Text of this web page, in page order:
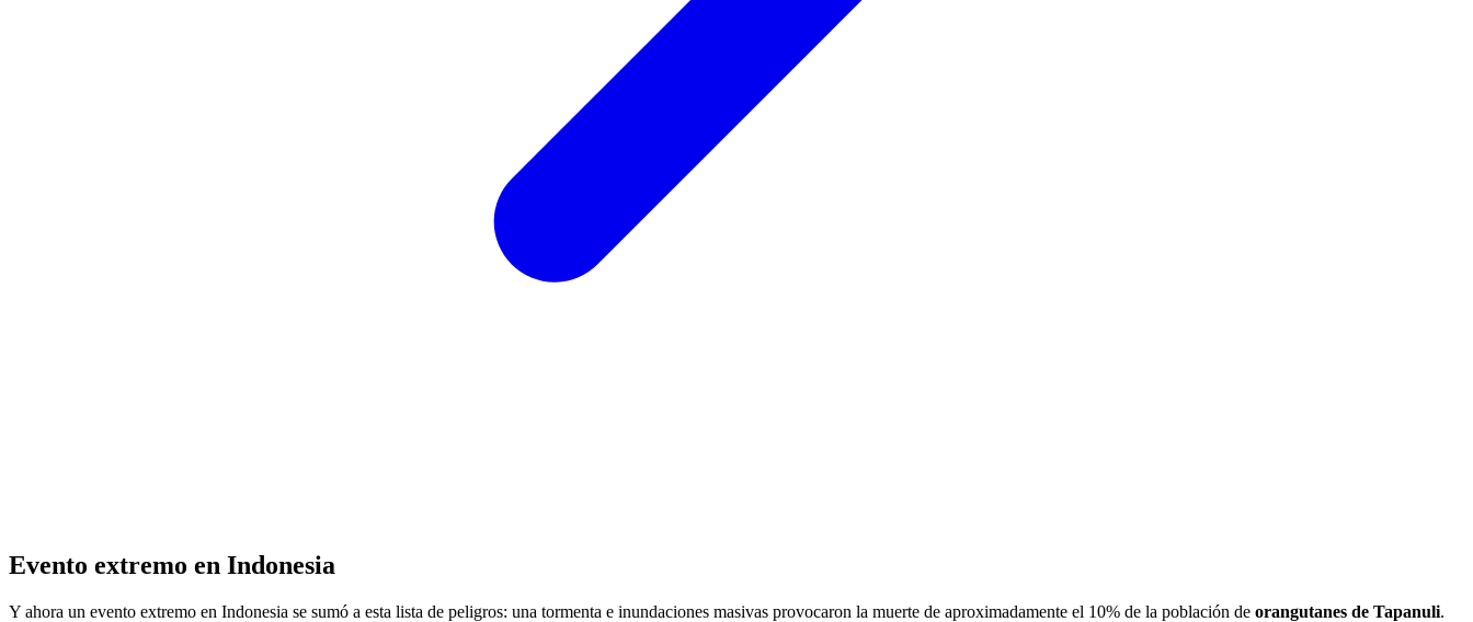
Evento extremo en Indonesia
Y ahora un evento extremo en Indonesia se sumó a esta lista de peligros: una tormenta e inundaciones masivas provocaron la muerte de aproximadamente el 10% de la población de orangutanes de Tapanuli.